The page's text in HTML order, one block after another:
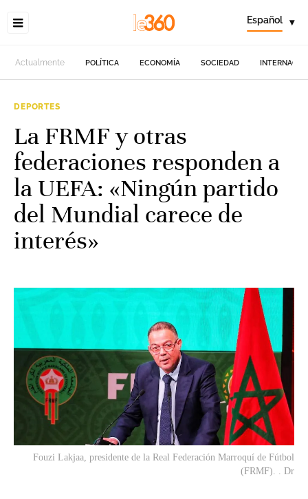
Español ▾
Actualmente POLÍTICA ECONOMÍA SOCIEDAD
DEPORTES
La FRMF y otras
federaciones responden a
la UEFA: «Ningún partido
del Mundial carece de
interés»
Fouzi Lakjaa, presidente de la Real Federación Marroquí de Fútbol
(FRMF). . Dr